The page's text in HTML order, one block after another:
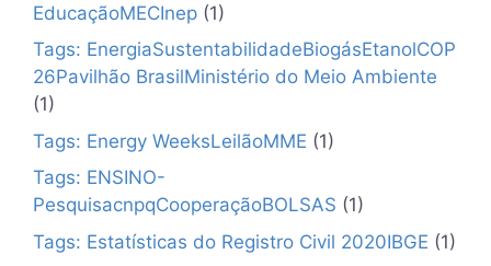
EducaçãoMECInep (1)
Tags: EnergiaSustentabilidadeBiogásEtanolCOP
26Pavilhão BrasilMinistério do Meio Ambiente
(1)
Tags: Energy WeeksLeilãoMME (1)
Tags: ENSINO-
PesquisacnpqCooperaçãoBOLSAS (1)
Tags: Estatísticas do Registro Civil 2020IBGE (1)